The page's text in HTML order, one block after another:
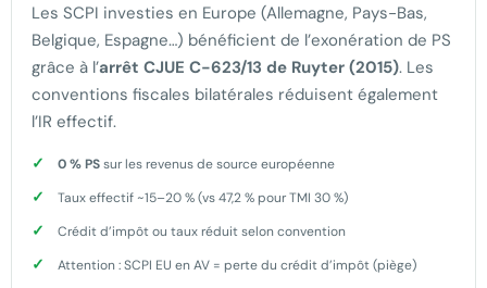
Les SCPI investies en Europe (Allemagne, Pays-Bas,
Belgique, Espagne…) bénéficient de l’exonération de PS
grâce à l’arrêt CJUE C-623/13 de Ruyter (2015). Les
conventions fiscales bilatérales réduisent également
l’IR effectif.
0 % PSsur les revenus de source européenne
Taux effectif ~15–20 % (vs 47,2 % pour TMI 30 %)
Crédit d’impôt ou taux réduit selon convention
Attention : SCPI EU en AV = perte du crédit d’impôt (piège)